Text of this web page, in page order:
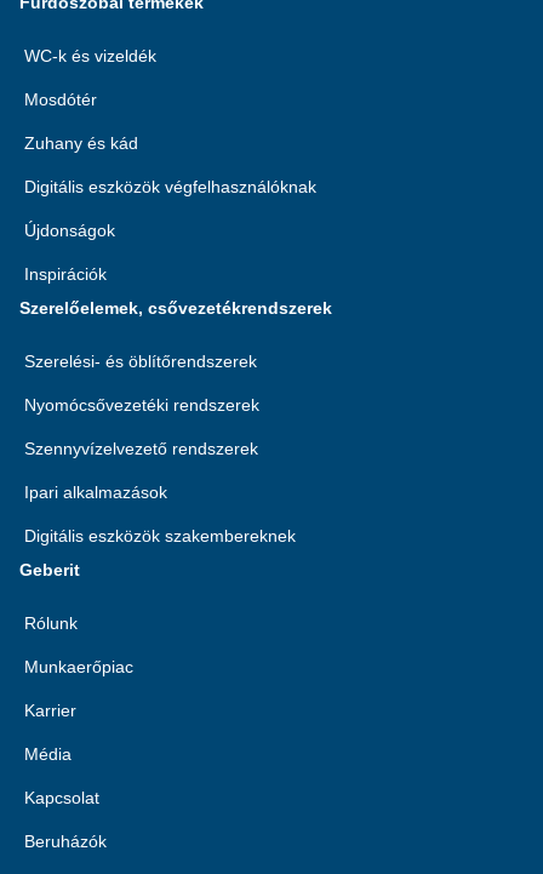
WC-k és vizeldék
Mosdótér
Zuhany és kád
Digitális eszközök végfelhasználóknak
Újdonságok
Inspirációk
Szerelőelemek, csővezetékrendszerek
Szerelési- és öblítőrendszerek
Nyomócsővezetéki rendszerek
Szennyvízelvezető rendszerek
Ipari alkalmazások
Digitális eszközök szakembereknek
Geberit
Rólunk
Munkaerőpiac
Karrier
Média
Kapcsolat
Beruházók